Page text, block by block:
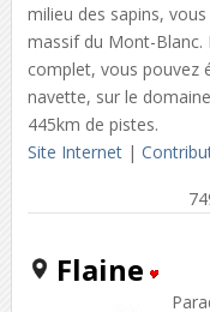
milieu des sapins,
massif du Mont-Blanc.
complet, vous pouvez
navette, sur le
445km de pistes.
Site Internet|
Flaine